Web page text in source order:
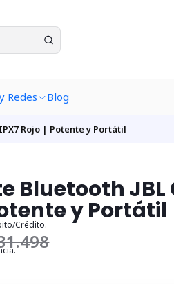
Redes Blog
Rojo | Potente y Portátil
Bluetooth JBL
y Portátil
Crédito.